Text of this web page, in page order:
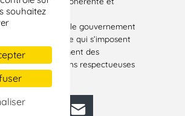
souhaitez
pour que le gouvernement
d’urgence qui s’imposent
et l’hébergement des
dans des conditions respectueuses
MastodonLinkedIn